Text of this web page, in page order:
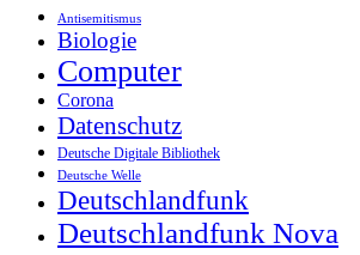
Antisemitismus
Biologie
Computer
Corona
Datenschutz
Deutsche Digitale Bibliothek
Deutsche Welle
Deutschlandfunk
Deutschlandfunk Nova